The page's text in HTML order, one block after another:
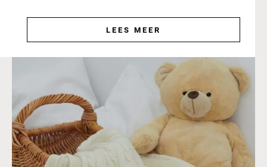
LEES MEER